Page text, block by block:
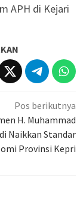
APH di Kejari
Pos berikutnya
H. Muhammad
Naikkan Standar
Provinsi Kepri